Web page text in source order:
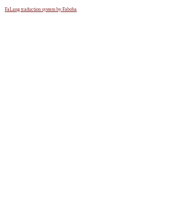
FaLang traduction system by Faboba